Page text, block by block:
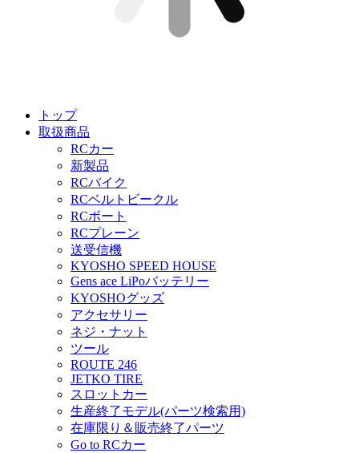
トップ
取扱商品
RCカー
新製品
RCバイク
RCベルトビークル
RCボート
RCプレーン
送受信機
KYOSHO SPEED HOUSE
Gens ace LiPoバッテリー
KYOSHOグッズ
アクセサリー
ネジ・ナット
ツール
ROUTE 246
JETKO TIRE
スロットカー
生産終了モデル(パーツ検索用)
在庫限り＆販売終了パーツ
Go to RCカー